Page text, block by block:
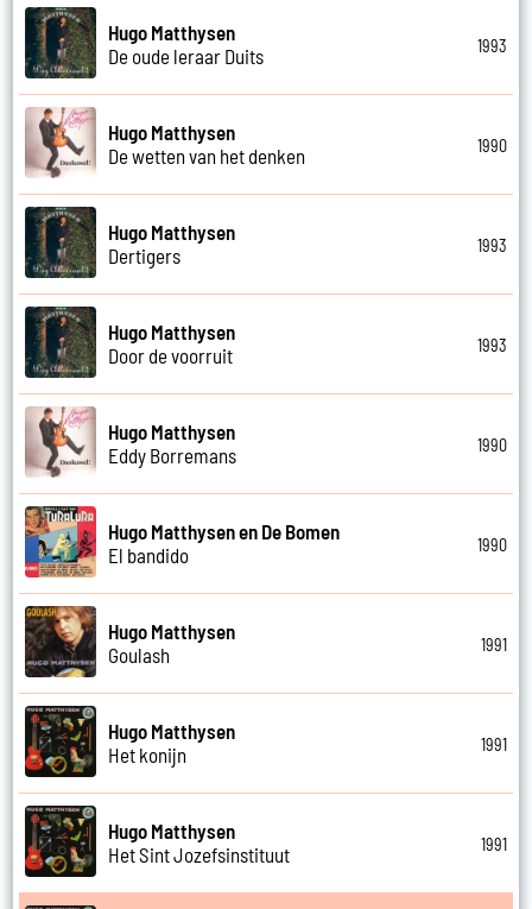
Hugo Matthysen
De oude leraar Duits
1993
Hugo Matthysen
De wetten van het denken
1990
Hugo Matthysen
Dertigers
1993
Hugo Matthysen
Door de voorruit
1993
Hugo Matthysen
Eddy Borremans
1990
Hugo Matthysen en De Bomen
El bandido
1990
Hugo Matthysen
Goulash
1991
Hugo Matthysen
Het konijn
1991
Hugo Matthysen
Het Sint Jozefsinstituut
1991